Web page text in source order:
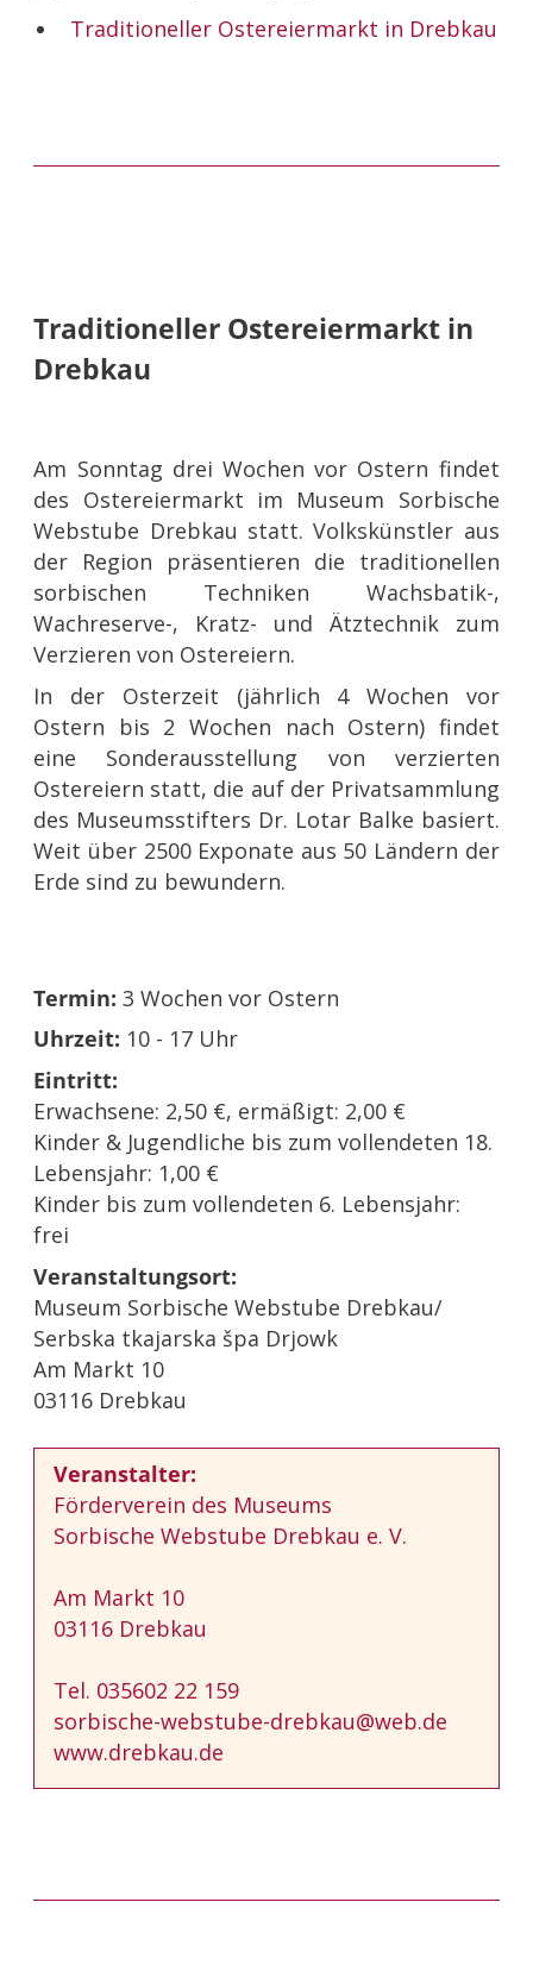
Traditioneller Ostereiermarkt in Drebkau
Traditioneller Ostereiermarkt in
Drebkau
Am Sonntag drei Wochen vor Ostern findet
des Ostereiermarkt im Museum Sorbische
Webstube Drebkau statt. Volkskünstler aus
der Region präsentieren die traditionellen
sorbischen Techniken Wachsbatik-,
Wachreserve-, Kratz- und Ätztechnik zum
Verzieren von Ostereiern.
In der Osterzeit (jährlich 4 Wochen vor
Ostern bis 2 Wochen nach Ostern) findet
eine Sonderausstellung von verzierten
Ostereiern statt, die auf der Privatsammlung
des Museumsstifters Dr. Lotar Balke basiert.
Weit über 2500 Exponate aus 50 Ländern der
Erde sind zu bewundern.
Termin:3 Wochen vor Ostern
Uhrzeit: 10 - 17 Uhr
Eintritt:
Erwachsene: 2,50 €, ermäßigt: 2,00 €
Kinder & Jugendliche bis zum vollendeten 18.
Lebensjahr: 1,00 €
Kinder bis zum vollendeten 6. Lebensjahr:
frei
Veranstaltungsort:
Museum Sorbische Webstube Drebkau/
Serbska tkajarska špa Drjowk
Am Markt 10
03116 Drebkau
Veranstalter:
Förderverein des Museums
Sorbische Webstube Drebkau e. V.
Am Markt 10
03116 Drebkau
Tel. 035602 22 159
sorbische-webstube-drebkau@web.de
www.drebkau.de